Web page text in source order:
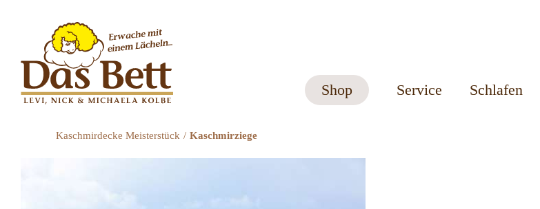
Shop Service Schlafen
Kaschmirdecke Meisterstück Kaschmirziege